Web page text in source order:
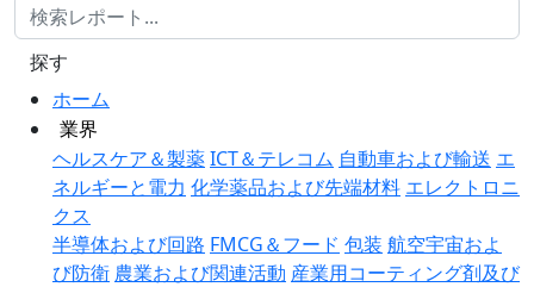
ホーム
業界
ヘルスケア＆製薬ICT＆テレコム 自動車および輸送 エ
ネルギーと電力 化学薬品および先端材料 エレクトロニ
クス
半導体および回路 FMCG＆フード 包装 航空宇宙およ
び防衛 農業および関連活動 産業用コーティング剤及び
探す